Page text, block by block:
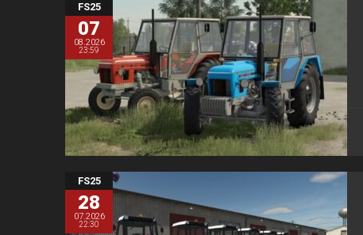
FS25
07
08.2026
23:59
FS25
28
07.2026
22:30